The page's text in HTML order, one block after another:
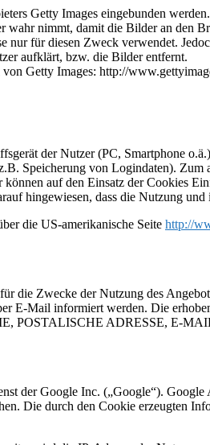
Getty Images eingebunden
wahr nimmt, damit die Bilder an
nur für diesen Zweck verwendet.
aufklärt, bzw. die Bilder entfernt.
Getty Images: http://
der Nutzer (PC, Smartphone
Speicherung von Logindaten). Zum
auf den Einsatz der Cookies
hingewiesen, dass die Nutzung
die US-amerikanische Seite http://
die Zwecke der Nutzung des
E-Mail informiert werden. Die
POSTALISCHE ADRESSE, E-
der Google Inc. („Google“).
Die durch den Cookie erzeugten